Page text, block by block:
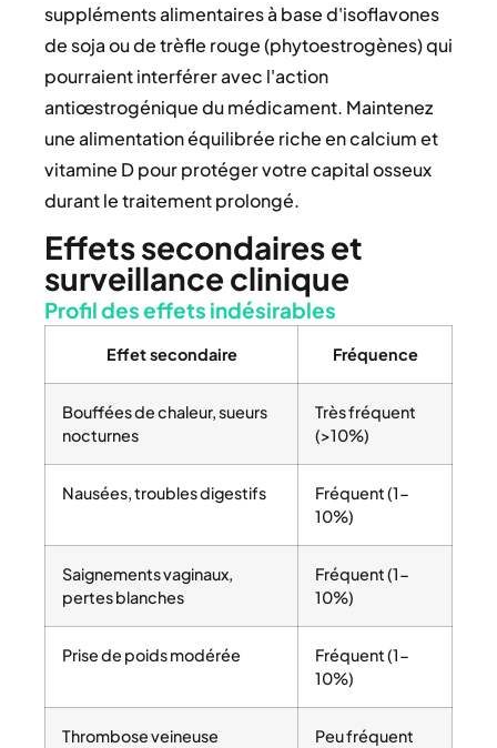
suppléments alimentaires à base d'isoflavones
de soja ou de trèfle rouge (phytoestrogènes) qui
pourraient interférer avec l'action
antiœstrogénique du médicament. Maintenez
une alimentation équilibrée riche en calcium et
vitamine D pour protéger votre capital osseux
durant le traitement prolongé.
Effets secondaires et
surveillance clinique
Profil des effets indésirables
Effet secondaire Fréquence
Bouffées de chaleur, sueurs
nocturnes
Très fréquent
(>10%)
Nausées, troubles digestifs
Fréquent (1-
10%)
Saignements vaginaux,
pertes blanches
Fréquent (1-
10%)
Prise de poids modérée
Fréquent (1-
10%)
Thrombose veineuse Peu fréquent